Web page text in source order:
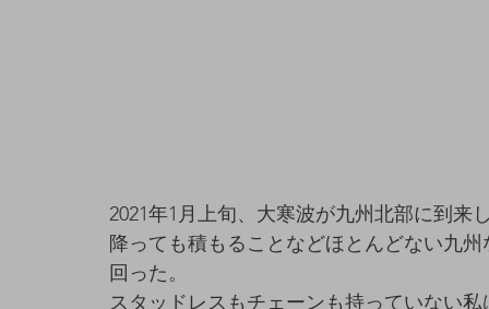
2021年1月上旬、大寒波が九州北部に到来
降っても積もることなどほとんどない九
回った。
スタッドレスもチェーンも持っていない